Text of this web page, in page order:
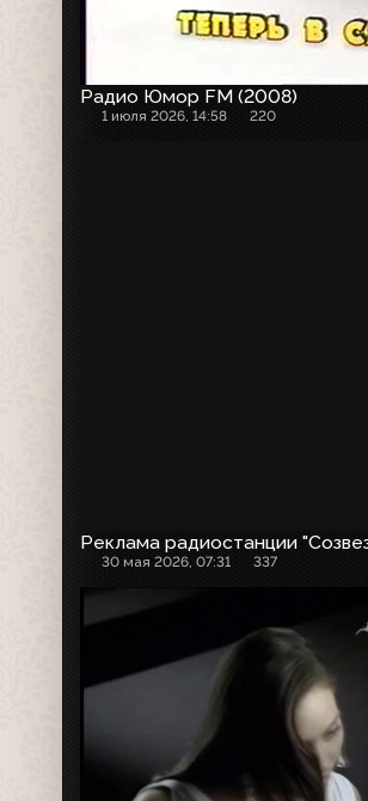
Радио Юмор FM (2008)
1 июля 2026, 14:58 220
Реклама радиостанции
30 мая 2026, 07:31 337